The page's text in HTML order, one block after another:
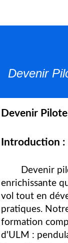
Devenir
Devenir
Introduction :
Devenir
enrichissante
vol tout en
pratiques.
formation
d'ULM :